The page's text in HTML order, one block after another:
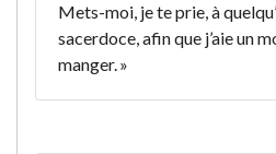
Mets-moi, je te prie, à
sacerdoce, afin que j’aie un
manger. »